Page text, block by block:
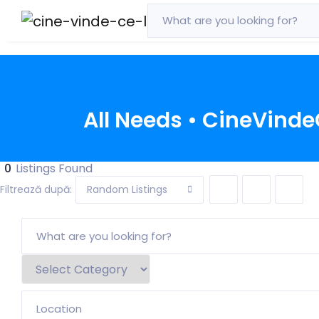
All Needs •
0 Listings Found
Filtrează după: Random Listings